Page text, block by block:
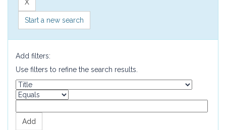
Start a new search
Add filters:
Use filters to refine the search results.